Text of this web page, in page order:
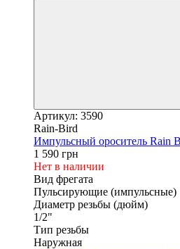
Артикул: 3590
Rain-Bird
Импульсный ороситель Rain
1 590 грн
Нет в наличии
Вид фрегата
Пульсирующие (импульсные)
Диаметр резьбы (дюйм)
1/2"
Тип резьбы
Наружная